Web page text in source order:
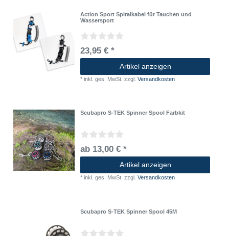
Action Sport Spiralkabel für Tauchen und
Wassersport
23,95 € *
Artikel anzeigen
*inkl. ges. MwSt. zzgl.Versandkosten
Scubapro S-TEK Spinner Spool Farbkit
ab 13,00 € *
Artikel anzeigen
*inkl. ges. MwSt. zzgl.Versandkosten
Scubapro S-TEK Spinner Spool 45M